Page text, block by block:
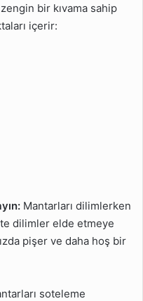
bir kıvama sahip
içerir:
Mantarları dilimlerken
dilimler elde etmeye
pişer ve daha hoş bir
soteleme